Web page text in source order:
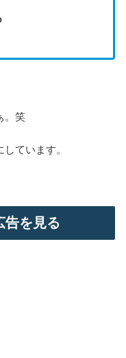
。笑
ています。
告を見る